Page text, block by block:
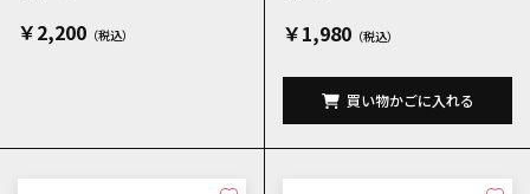
￥2,200 ￥1,980
買い物かごに入れる